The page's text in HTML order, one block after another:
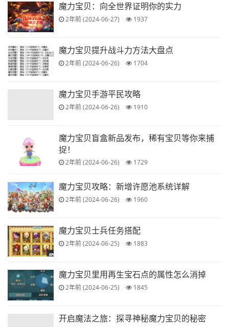
魔力宝贝：向全世界证明你的实力
2年前 (2024-06-27) 1937
魔力宝贝提升战斗力方法大盘点
2年前 (2024-06-26) 1704
魔力宝贝手游平民攻略
2年前 (2024-06-26) 1910
魔力宝贝盲盒新品发布，稀有宝贝等你来捕
捉！
2年前 (2024-06-26) 1729
魔力宝贝攻略：新增许愿池系统详解
2年前 (2024-06-26) 1960
魔力宝贝士兵任务搭配
2年前 (2024-06-25) 1883
魔力宝贝里用再生宝石点的属性怎么消掉
2年前 (2024-06-25) 1845
开启魔法之旅：探寻神秘魔力宝贝的秘密